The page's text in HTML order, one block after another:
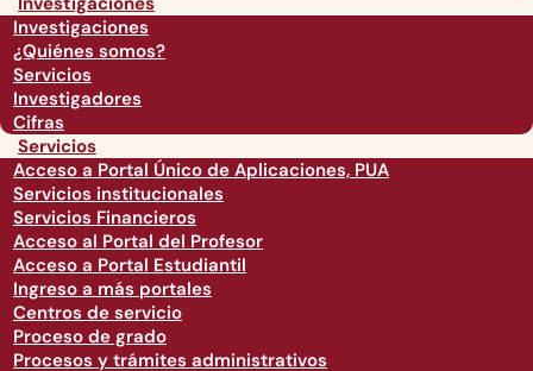
Investigaciones
¿Quiénes somos?
Servicios
Investigadores
Cifras
Servicios
Acceso a Portal Único de Aplicaciones, PUA
Servicios institucionales
Servicios Financieros
Acceso al Portal del Profesor
Acceso a Portal Estudiantil
Ingreso a más portales
Centros de servicio
Proceso de grado
Procesos y trámites administrativos